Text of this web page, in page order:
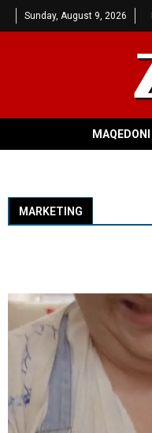
Sunday, August 9, 2026
MAQEDONI
MARKETING